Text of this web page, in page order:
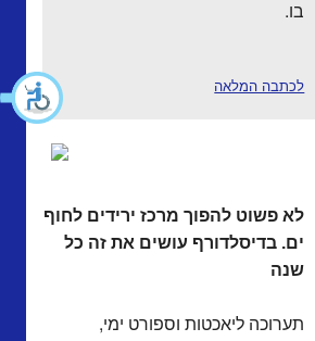
בו.
לכתבה המלאה
לא פשוט להפוך מרכז ירידים לחוף
ים. בדיסלדורף עושים את זה כל
שנה
תערוכה ליאכטות וספורט ימי,